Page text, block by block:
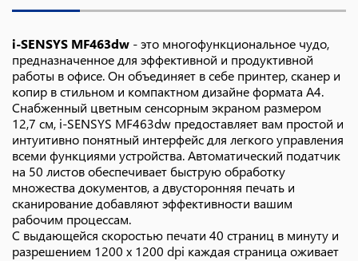
i-SENSYS MF463dw - это многофункциональное чудо,
предназначенное для эффективной и продуктивной
работы в офисе. Он объединяет в себе принтер, сканер и
копир в стильном и компактном дизайне формата A4.
Снабженный цветным сенсорным экраном размером
12,7 см, i-SENSYS MF463dw предоставляет вам простой и
интуитивно понятный интерфейс для легкого управления
всеми функциями устройства. Автоматический податчик
на 50 листов обеспечивает быструю обработку
множества документов, а двусторонняя печать и
сканирование добавляют эффективности вашим
рабочим процессам.
С выдающейся скоростью печати 40 страниц в минуту и
разрешением 1200 x 1200 dpi каждая страница оживает